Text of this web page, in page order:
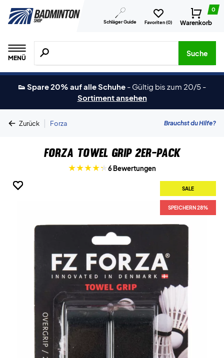
Schläger Guide Favoriten (0)
0
Warenkorb
MENÜ
Suche nach Produkten, Marken usw.
Suche
👟 Spare 20% auf alle Schuhe - Gültig bis zum 20/5 -
Sortiment ansehen
Zurück | Forza Brauchst du Hilfe?
Forza Towel Grip 2er-Pack
6 Bewertungen
SALE
SPEICHERN 28%
SALE
SPEICHERN 28%
SALE
SPEICHERN 28%
SALE
SPEICHERN 28%
SALE
SPEICHERN 28%
SALE
SPEICHERN 28%
SALE
SPEICHERN 28%